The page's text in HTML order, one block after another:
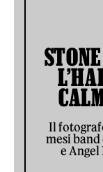
Il
mesi
e